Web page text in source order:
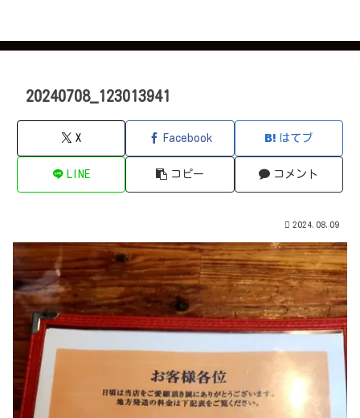
20240708_123013941
X Facebook はてブ
LINE コピー コメント
2024.08.09